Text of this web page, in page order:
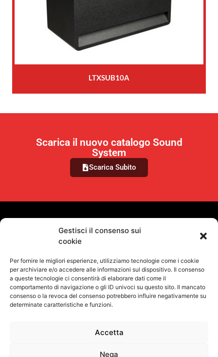
Gestisci il consenso sui
cookie
Per fornire le migliori esperienze, utilizziamo tecnologie come i cookie
per archiviare e/o accedere alle informazioni sul dispositivo. Il consenso
a queste tecnologie ci consentirà di elaborare dati come il
comportamento di navigazione o gli ID univoci su questo sito. Il mancato
consenso o la revoca del consenso potrebbero influire negativamente su
determinate caratteristiche e funzioni.
Accetta
Nega
LTXSUB10A
Scarica il nuovo catalogo Sound
System
Scarica Subito
Termini e condizioni d'uso
Proel S.p.A.
VUOI RIMANERE AGGIORNATO?
SEGUICI SUI NOSTRI SOCIAL